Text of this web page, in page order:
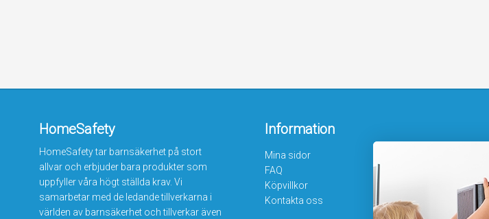
HomeSafety
HomeSafety tar barnsäkerhet på stort
allvar och erbjuder bara produkter som
uppfyller våra högt ställda krav. Vi
samarbetar med de ledande tillverkarna i
världen av barnsäkerhet och tillverkar även
Information
Mina sidor
FAQ
Köpvillkor
Kontakta oss